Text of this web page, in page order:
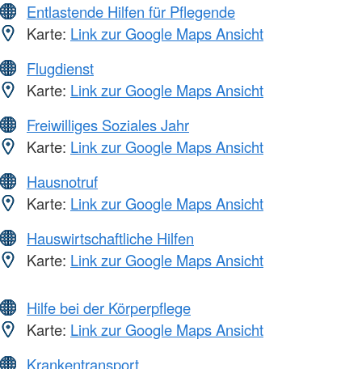
Entlastende Hilfen für Pflegende
Karte: Link zur Google Maps Ansicht
Flugdienst
Karte: Link zur Google Maps Ansicht
Freiwilliges Soziales Jahr
Karte: Link zur Google Maps Ansicht
Hausnotruf
Karte: Link zur Google Maps Ansicht
Hauswirtschaftliche Hilfen
Karte: Link zur Google Maps Ansicht
Hilfe bei der Körperpflege
Karte: Link zur Google Maps Ansicht
Krankentransport